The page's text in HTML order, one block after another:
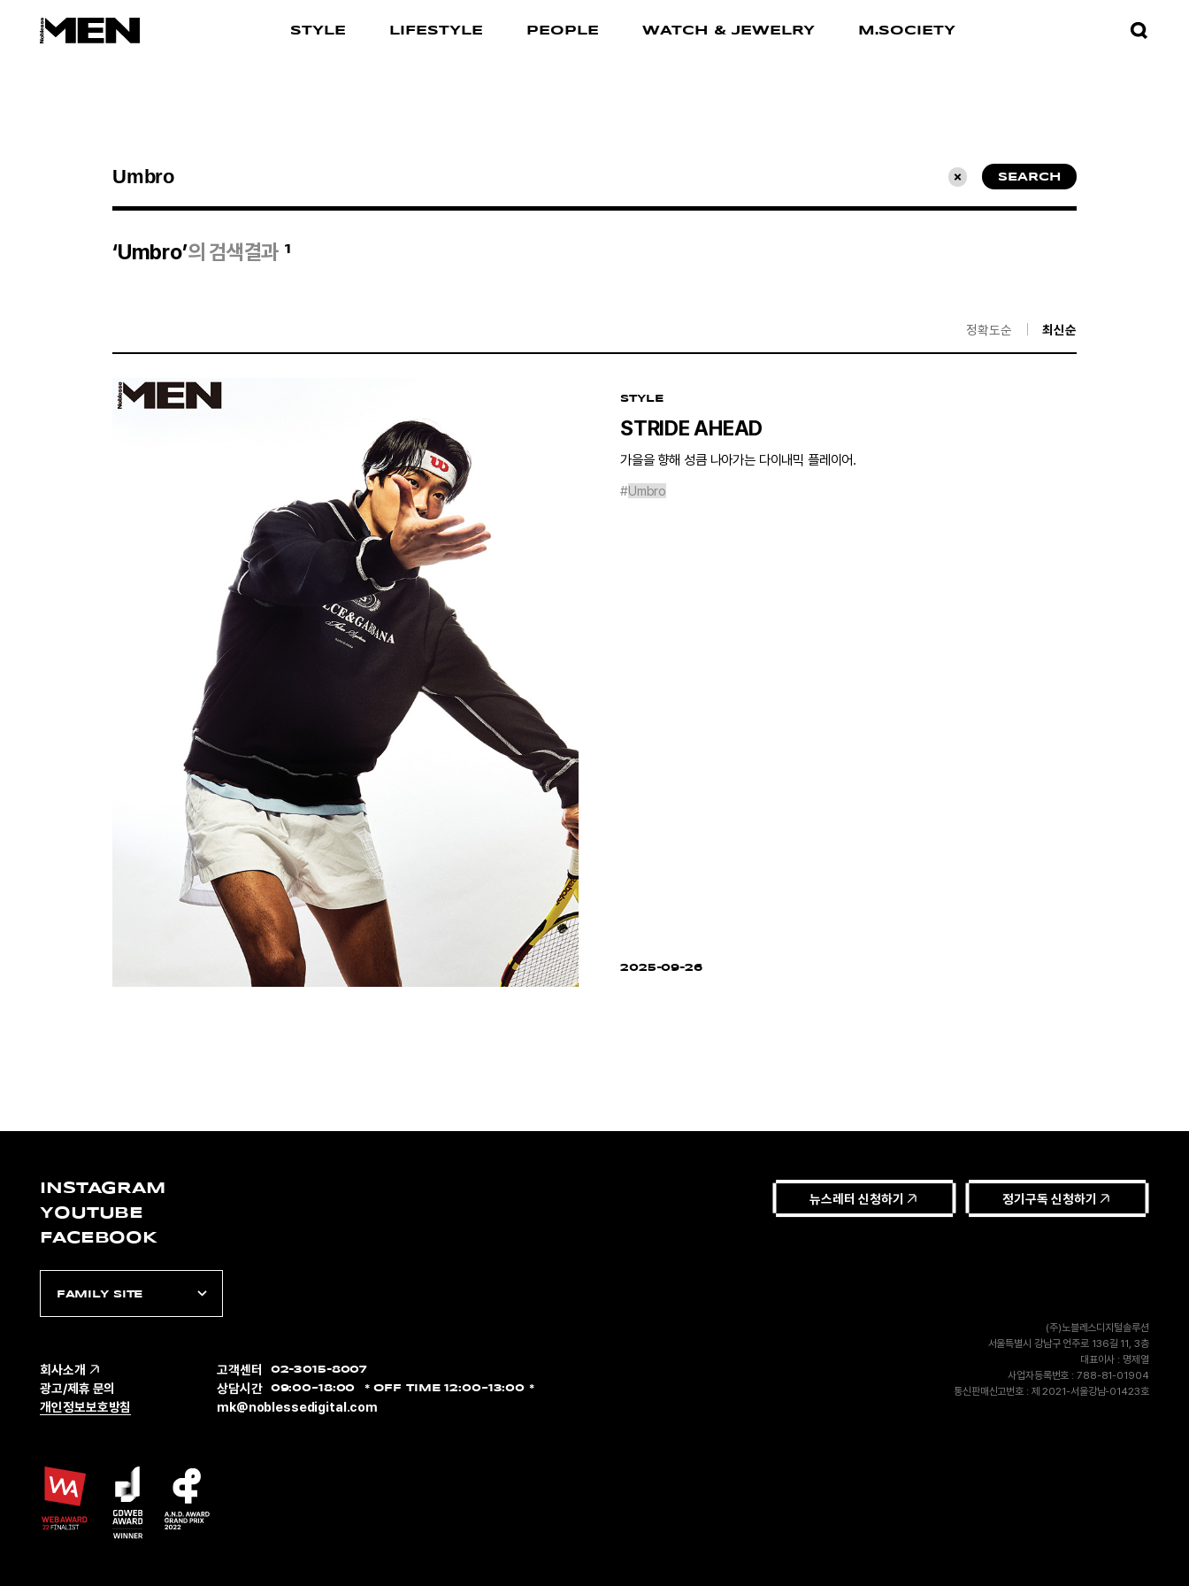
STYLE LIFESTYLE PEOPLE WATCH & JEWELRY M.SOCIETY
검색결과
초기화 SEARCH
‘Umbro’의 검색결과 1
정확도순 최신순
STYLE
STRIDE AHEAD
가을을 향해 성큼 나아가는 다이내믹 플레이어.
#Umbro
2025-09-26
뉴스레터 신청하기 정기구독 신청하기
INSTAGRAM
YOUTUBE
FACEBOOK
FAMILY SITE
회사소개
광고/제휴 문의
개인정보보호방침
고객센터 02-3015-8007
상담시간 09:00~18:00 OFF TIME 12:00~13:00
mk@noblessedigital.com
(주)노블레스디지털솔루션
서울특별시 강남구 언주로 136길 11, 3층
대표이사 : 명제열
사업자등록번호 : 788-81-01904
통신판매신고번호 : 제 2021-서울강남-01423호